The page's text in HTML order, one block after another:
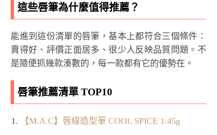
這些唇筆為什麼值得推薦？
能進到這份清單的唇筆，基本上都符合三個條件：
賣得好、評價正面居多、很少人反映品質問題。不
是隨便抓幾款湊數的，每一款都有它的優勢在。
唇筆推薦清單 TOP10
【M.A.C】唇線造型筆 COOL SPICE 1.45g